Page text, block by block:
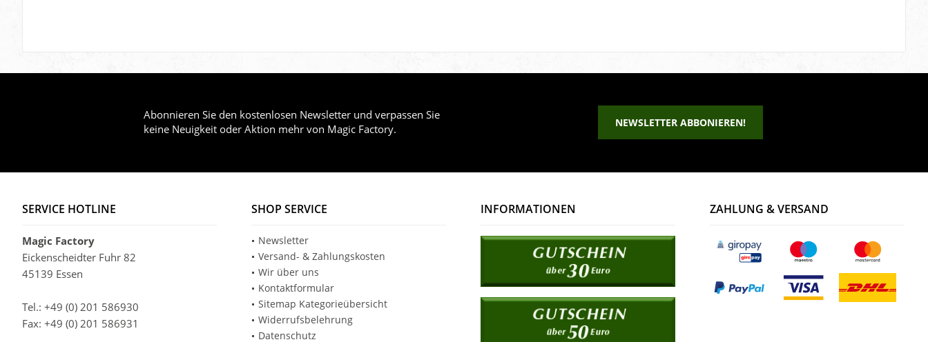
Abonnieren Sie den kostenlosen Newsletter und verpassen Sie
keine Neuigkeit oder Aktion mehr von Magic Factory.
NEWSLETTER ABBONIEREN!
SERVICE HOTLINE
Magic Factory
Eickenscheidter Fuhr 82
45139 Essen
Tel.: +49 (0) 201 586930
Fax: +49 (0) 201 586931
SHOP SERVICE
Newsletter
Versand- & Zahlungskosten
Wir über uns
Kontaktformular
Sitemap Kategorieübersicht
Widerrufsbelehrung
Datenschutz
INFORMATIONEN ZAHLUNG & VERSAND